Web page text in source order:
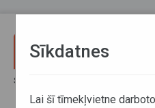
Sākums
Sīkdatnes
Lai šī tīmekļvietne